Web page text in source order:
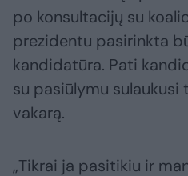
po konsultacijų su
prezidentu pasirinkta
kandidatūra. Pati
su pasiūlymu
vakarą.
„Tikrai ja pasitikiu ir